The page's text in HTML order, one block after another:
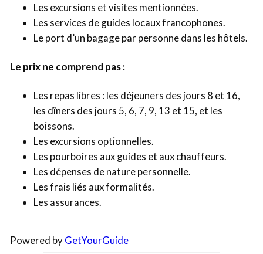
Les excursions et visites mentionnées.
Les services de guides locaux francophones.
Le port d’un bagage par personne dans les hôtels.
Le prix ne comprend pas :
Les repas libres : les déjeuners des jours 8 et 16,
les dîners des jours 5, 6, 7, 9, 13 et 15, et les
boissons.
Les excursions optionnelles.
Les pourboires aux guides et aux chauffeurs.
Les dépenses de nature personnelle.
Les frais liés aux formalités.
Les assurances.
Powered byGetYourGuide